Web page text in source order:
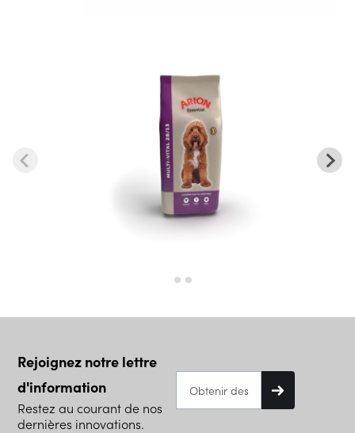
Rejoignez notre lettre
d'information
Restez au courant de nos
dernières innovations.